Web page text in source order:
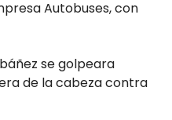
Autobuses, con
se golpeara
de la cabeza contra